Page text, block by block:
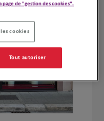
page de "gestion des cookies".
cookies
Tout autoriser